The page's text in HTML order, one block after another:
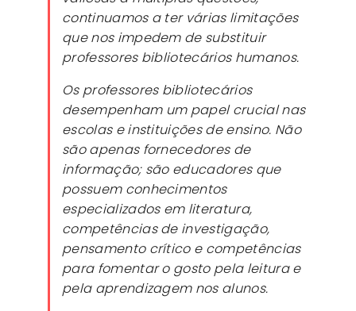
continuamos a ter várias limitações
que nos impedem de substituir
professores bibliotecários humanos.
Os professores bibliotecários
desempenham um papel crucial nas
escolas e instituições de ensino. Não
são apenas fornecedores de
informação; são educadores que
possuem conhecimentos
especializados em literatura,
competências de investigação,
pensamento crítico e competências
para fomentar o gosto pela leitura e
pela aprendizagem nos alunos.